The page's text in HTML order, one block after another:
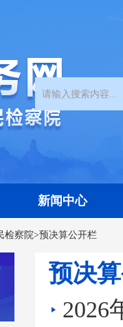
新闻中心
检察院>预决算公开栏
预决
2026